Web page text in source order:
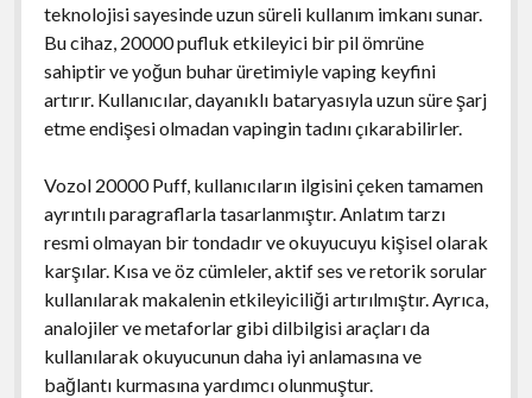
teknolojisi sayesinde uzun süreli kullanım imkanı sunar.
Bu cihaz, 20000 pufluk etkileyici bir pil ömrüne
sahiptir ve yoğun buhar üretimiyle vaping keyfini
artırır. Kullanıcılar, dayanıklı bataryasıyla uzun süre şarj
etme endişesi olmadan vapingin tadını çıkarabilirler.
Vozol 20000 Puff, kullanıcıların ilgisini çeken tamamen
ayrıntılı paragraflarla tasarlanmıştır. Anlatım tarzı
resmi olmayan bir tondadır ve okuyucuyu kişisel olarak
karşılar. Kısa ve öz cümleler, aktif ses ve retorik sorular
kullanılarak makalenin etkileyiciliği artırılmıştır. Ayrıca,
analojiler ve metaforlar gibi dilbilgisi araçları da
kullanılarak okuyucunun daha iyi anlamasına ve
bağlantı kurmasına yardımcı olunmuştur.